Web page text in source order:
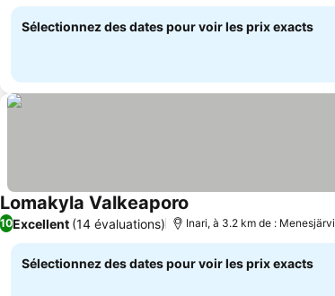
Sélectionnez des dates pour voir les prix exacts
Lomakyla Valkeaporo
10Excellent (14 évaluations) Inari, à 3.2 km de : Menesjärvi
Sélectionnez des dates pour voir les prix exacts